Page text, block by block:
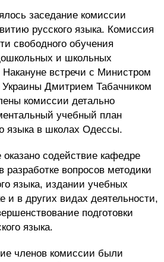
заседание комиссии
русского языка. Комиссия
свободного обучения
и школьных
встречи с Министром
Украины Дмитрием Табачником
комиссии детально
учебный план
языка в школах Одессы.
содействие кафедре
разработке вопросов методики
языка, издании учебных
и в других видах деятельности,
подготовки
языка.
членов комиссии были